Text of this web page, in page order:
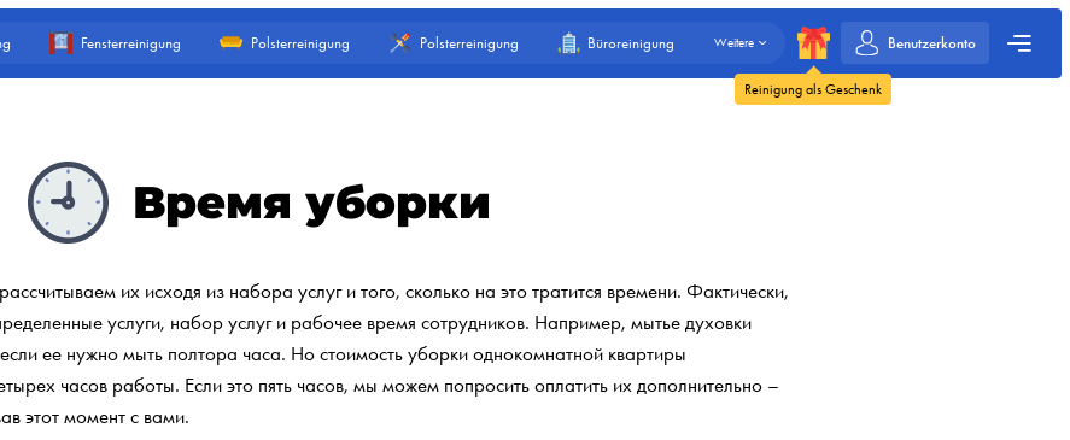
Fensterreinigung Polsterreinigung Polsterreinigung Büroreinigung Weitere
Reinigung als Geschenk
Benutzerkonto
Время уборки
их исходя из набора услуг и того, сколько на это тратится времени. Фактически,
услуги, набор услуг и рабочее время сотрудников. Например, мытье духовки
ее нужно мыть полтора часа. Но стоимость уборки однокомнатной квартиры
часов работы. Если это пять часов, мы можем попросить оплатить их дополнительно –
этот момент с вами.